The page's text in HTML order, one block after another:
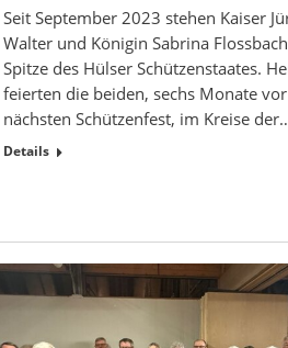
Seit September 2023 stehen Kaiser
Walter und Königin Sabrina
Spitze des Hülser Schützenstaates.
feierten die beiden, sechs Monate
nächsten Schützenfest, im Kreise
Details